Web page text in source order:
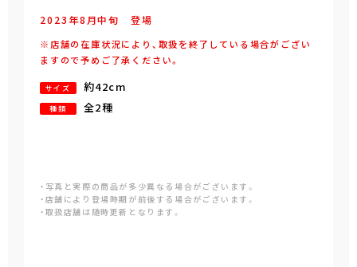
2023年8 月中旬 登場
※店舗の在庫状況により、取扱を終了している場合がござい
ますので予めご了承ください。
サイズ 約42cm
種類 全2種
・写真と実際の商品が多少異なる場合がございます。
・店舗により登場時期が前後する場合がございます。
・取扱店舗は随時更新となります。